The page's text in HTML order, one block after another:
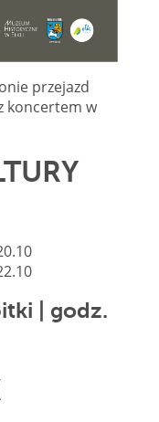
przejazd
koncertem w
| godz.